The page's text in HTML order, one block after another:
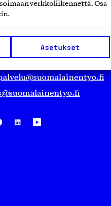
verkkoliikennettä. Osa
Asetukset
työ ry